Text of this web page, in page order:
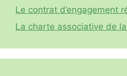
Le contrat d’engagement
La charte associative de la